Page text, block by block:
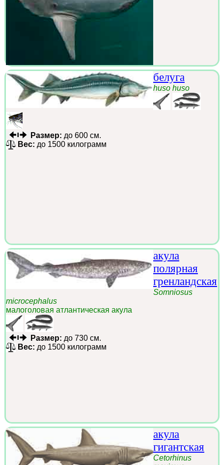
белуга
huso huso
Размер: до 600 см.
Вес: до 1500 килограмм
акула
полярная
гренландская
Somniosus
microcephalus
малоголовая атлантическая акула
Размер: до 730 см.
Вес: до 1500 килограмм
акула
гигантская
Cetorhinus